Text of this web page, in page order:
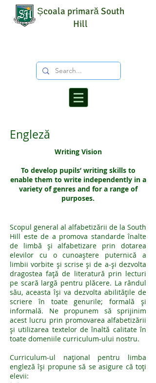
Școala primară South
Hill
Engleză
Writing Vision
To develop pupils’ writing skills to
enable them to write independently in a
variety of genres and for a range of
purposes.
Scopul general al alfabetizării de la South
Hill este de a promova standarde înalte
de limbă și alfabetizare prin dotarea
elevilor cu o cunoaștere puternică a
limbii vorbite și scrise și de a-și dezvolta
dragostea față de literatură prin lecturi
pe scară largă pentru plăcere. La rândul
său, aceasta își va dezvolta abilitățile de
scriere în toate genurile; formală și
informală. Ne propunem să sprijinim
acest lucru prin promovarea alfabetizării
și utilizarea textelor de înaltă calitate în
toate domeniile curriculum-ului nostru.
Curriculum-ul național pentru limba
engleză își propune să se asigure că toți
elevii: